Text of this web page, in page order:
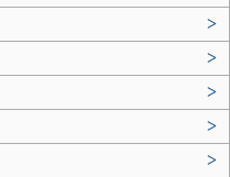
>
>
>
>
>